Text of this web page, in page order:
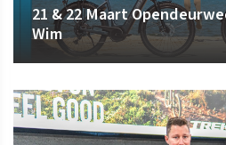
21 & 22 Maart
Wim